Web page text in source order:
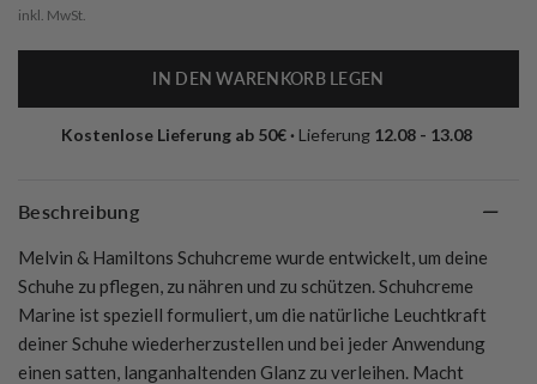
inkl. MwSt.
IN DEN WARENKORB LEGEN
Kostenlose Lieferung ab 50€ · Lieferung 12.08 - 13.08
Beschreibung
Melvin & Hamiltons Schuhcreme wurde entwickelt, um deine
Schuhe zu pflegen, zu nähren und zu schützen. Schuhcreme
Marine ist speziell formuliert, um die natürliche Leuchtkraft
deiner Schuhe wiederherzustellen und bei jeder Anwendung
einen satten, langanhaltenden Glanz zu verleihen. Macht